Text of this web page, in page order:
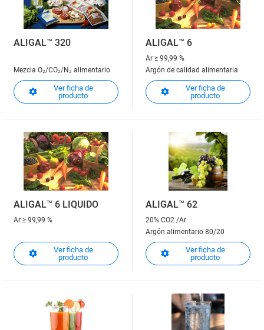
ALIGAL™ 320
Mezcla O₂/CO₂/N₂ alimentario
Ver ficha de
producto
ALIGAL™ 6
Ar ≥ 99,99 %
Argón de calidad alimentaria
Ver ficha de
producto
ALIGAL™ 6 LIQUIDO
Ar ≥ 99,99 %
Ver ficha de
producto
ALIGAL™ 62
20% CO2 /Ar
Argón alimentario 80/20
Ver ficha de
producto